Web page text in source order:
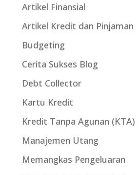
Artikel Finansial
Artikel Kredit dan Pinjaman
Budgeting
Cerita Sukses Blog
Debt Collector
Kartu Kredit
Kredit Tanpa Agunan (KTA)
Manajemen Utang
Memangkas Pengeluaran